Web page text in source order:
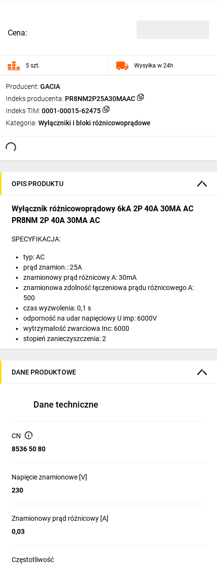
Producent: GACIA
Indeks producenta: PR8NM2P25A30MAAC
Indeks TIM: 0001-00015-62475
Kategoria: Wyłączniki i bloki różnicowoprądowe
Cena:
5 szt. Wysyłka w 24h
OPIS PRODUKTU
Wyłącznik różnicowoprądowy 6kA 2P 40A 30MA AC
PR8NM 2P 40A 30MA AC
SPECYFIKACJA:
typ: AC
prąd znamion.: 25A
znamionowy prąd różnicowy A: 30mA
znamionowa zdolność łączeniowa prądu różnicowego A:
500
czas wyzwolenia: 0,1 s
odporność na udar napięciowy U imp: 6000V
wytrzymałość zwarciowa Inc: 6000
stopień zanieczyszczenia: 2
napięcie znamionowe Ue: 400V
częstotliwość prądu Hz: 50/60
wskaźnik pozycji pracy: tak
stopień ochrony: IP 20
temp. pracy: -30/+50°C
maksymalny przekrój przewodów łączeniowych:25 mm2
moment dokręcenia zacisków łączeniowych: 3Nm
DANE PRODUKTOWE
Dane techniczne
CN
8536 50 80
Napięcie znamionowe [V]
230
Znamionowy prąd różnicowy [A]
0,03
Częstotliwość